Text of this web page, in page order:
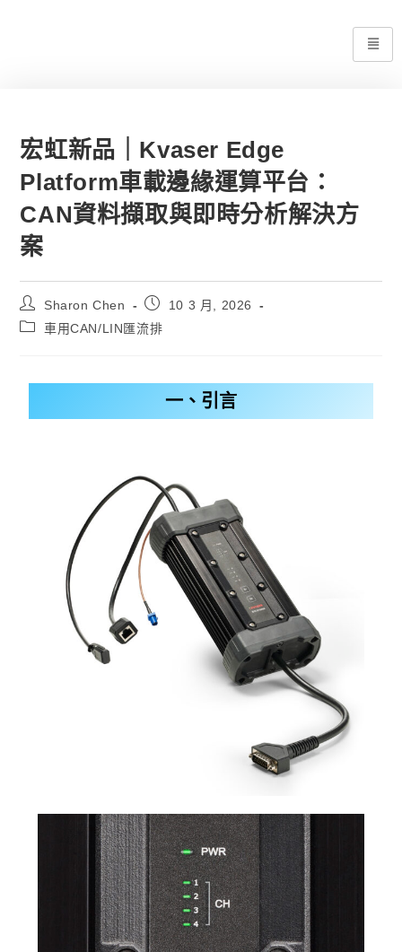
宏虹新品｜Kvaser Edge
Platform車載邊緣運算平台：
CAN資料擷取與即時分析解決方
案
Sharon Chen
10 3 月, 2026
車用CAN/LIN匯流排
一、引言